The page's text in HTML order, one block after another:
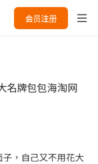
会员注册
名牌包包海淘网
，自己又不用花大